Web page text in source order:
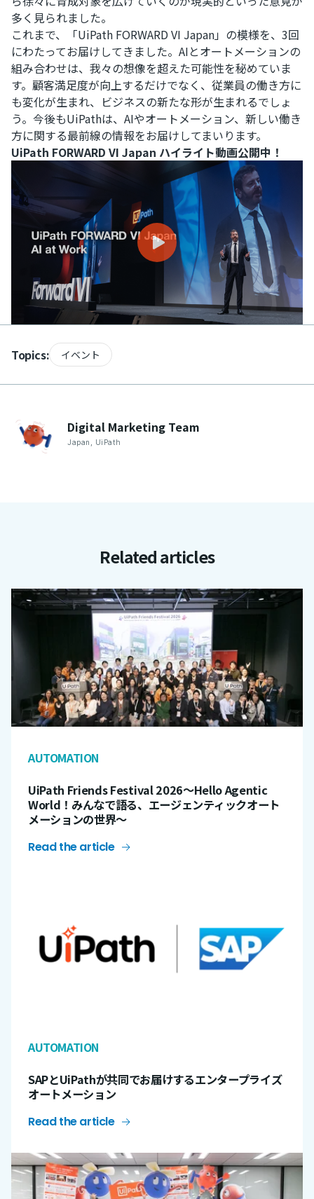
多く見られました。
これまで、「UiPath FORWARD VI Japan」の模様を、3回
にわたってお届けしてきました。AIとオートメーションの
組み合わせは、我々の想像を超えた可能性を秘めていま
す。顧客満足度が向上するだけでなく、従業員の働き方に
も変化が生まれ、ビジネスの新たな形が生まれるでしょ
う。今後もUiPathは、AIやオートメーション、新しい働き
方に関する最前線の情報をお届けしてまいります。
UiPath FORWARD VI Japan ハイライト動画公開中！
Topics: イベント
Digital Marketing Team
Japan , UiPath
Related articles
AUTOMATION
UiPath Friends Festival 2026〜Hello Agentic
World！みんなで語る、エージェンティックオート
メーションの世界～
Read the article
AUTOMATION
SAPとUiPathが共同でお届けするエンタープライズ
オートメーション
Read the article